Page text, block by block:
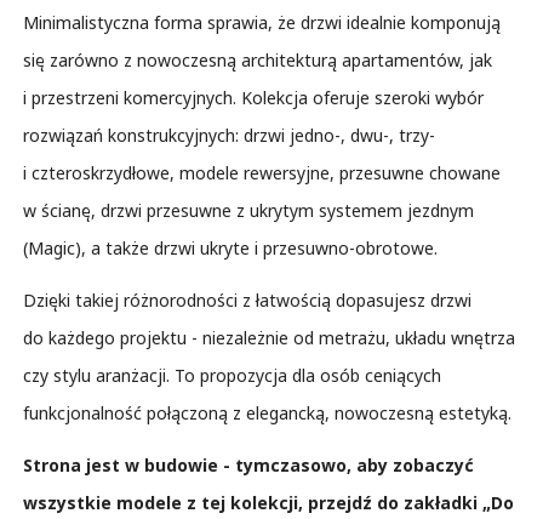
Minimalistyczna forma sprawia, że drzwi idealnie komponują
się zarówno z nowoczesną architekturą apartamentów, jak
i przestrzeni komercyjnych. Kolekcja oferuje szeroki wybór
rozwiązań konstrukcyjnych: drzwi jedno-, dwu-, trzy-
i czteroskrzydłowe, modele rewersyjne, przesuwne chowane
w ścianę, drzwi przesuwne z ukrytym systemem jezdnym
(Magic), a także drzwi ukryte i przesuwno-obrotowe.
Dzięki takiej różnorodności z łatwością dopasujesz drzwi
do każdego projektu - niezależnie od metrażu, układu wnętrza
czy stylu aranżacji. To propozycja dla osób ceniących
funkcjonalność połączoną z elegancką, nowoczesną estetyką.
Strona jest w budowie - tymczasowo, aby zobaczyć
wszystkie modele z tej kolekcji, przejdź do zakładki „Do